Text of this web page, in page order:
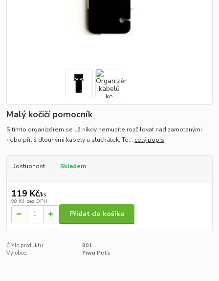
Malý kočičí pomocník
S tímto organizérem se už nikdy nemusíte rozčilovat nad zamotanými
nebo příliš dlouhými kabely u sluchátek. Te... celý popis
Dostupnost Skladem
119 Kč/ks
98 Kč bez DPH
Přidat do košíku
Číslo produktu:
801
Výrobce:
Yiwu Pets